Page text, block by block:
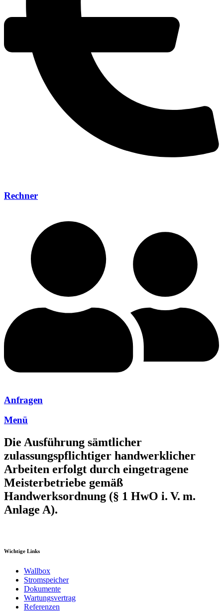
Rechner
Anfragen
Menü
Die Ausführung sämtlicher
zulassungspflichtiger handwerklicher
Arbeiten erfolgt durch eingetragene
Meisterbetriebe gemäß
Handwerksordnung (§ 1 HwO i. V. m.
Anlage A).
Wichtige Links
Wallbox
Stromspeicher
Dokumente
Wartungsvertrag
Referenzen